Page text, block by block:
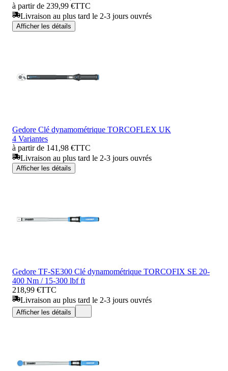
à partir de 239,99 €TTC
Livraison au plus tard le 2-3 jours ouvrés
Afficher les détails
Gedore Clé dynamométrique TORCOFLEX UK
4 Variantes
à partir de 141,98 €TTC
Livraison au plus tard le 2-3 jours ouvrés
Afficher les détails
Gedore TF-SE300 Clé dynamométrique TORCOFIX SE 20-
400 Nm / 15-300 lbf ft
218,99 €TTC
Livraison au plus tard le 2-3 jours ouvrés
Afficher les détails